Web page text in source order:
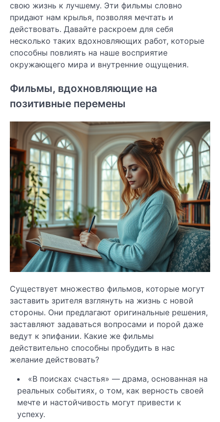
свою жизнь к лучшему. Эти фильмы словно
придают нам крылья, позволяя мечтать и
действовать. Давайте раскроем для себя
несколько таких вдохновляющих работ, которые
способны повлиять на наше восприятие
окружающего мира и внутренние ощущения.
Фильмы, вдохновляющие на
позитивные перемены
Существует множество фильмов, которые могут
заставить зрителя взглянуть на жизнь с новой
стороны. Они предлагают оригинальные решения,
заставляют задаваться вопросами и порой даже
ведут к эпифании. Какие же фильмы
действительно способны пробудить в нас
желание действовать?
«В поисках счастья» — драма, основанная на
реальных событиях, о том, как верность своей
мечте и настойчивость могут привести к
успеху.